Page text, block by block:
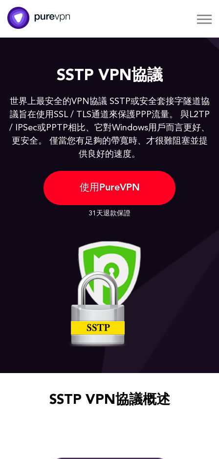
SSTP VPN協議
世界上最安全的VPN協議 SSTP或安全套接字隧道協
議旨在使用SSL / TLS通道來保護PPP流量。 與L2TP
/ IPSec或PPTP相比、它對Windows用戶而言更好、
更安全。 僅當您有足夠的帶寬時、才很難阻塞並提
供良好的速度。
使用PureVPN
31天退款保證
SSTP VPN協議概述